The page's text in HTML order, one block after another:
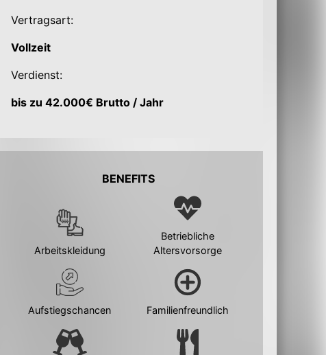
Vertragsart:
Vollzeit
Verdienst:
bis zu 42.000€ Brutto / Jahr
BENEFITS
Arbeitskleidung
Betriebliche
Altersvorsorge
Aufstiegschancen Familienfreundlich